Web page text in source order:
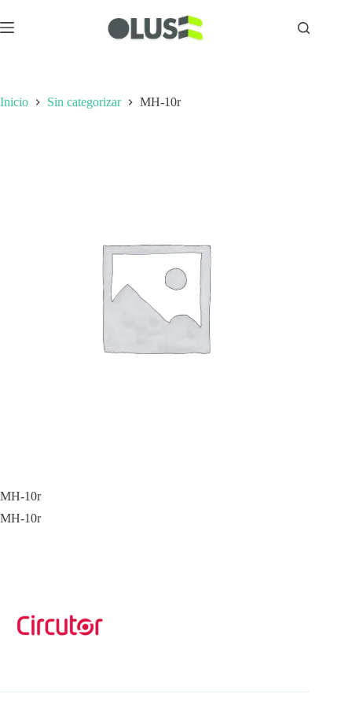
Inicio Sin categorizar MH-10r
MH-10r
MH-10r